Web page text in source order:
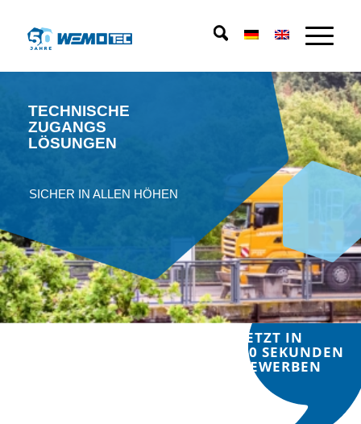
TECHNISCHE
ZUGANGS
LÖSUNGEN
SICHER IN ALLEN HÖHEN
JETZT IN
60 SEKUNDEN
BEWERBEN